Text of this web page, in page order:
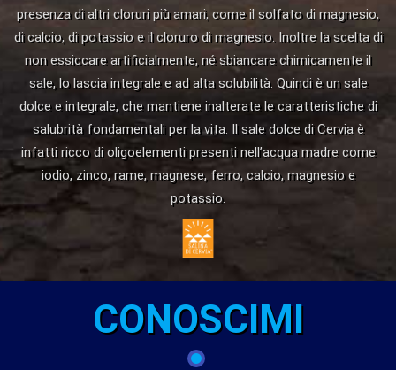
presenza di altri cloruri più amari, come il solfato di magnesio,
di calcio, di potassio e il cloruro di magnesio. Inoltre la scelta di
non essiccare artificialmente, né sbiancare chimicamente il
sale, lo lascia integrale e ad alta solubilità. Quindi è un sale
dolce e integrale, che mantiene inalterate le caratteristiche di
salubrità fondamentali per la vita. Il sale dolce di Cervia è
infatti ricco di oligoelementi presenti nell’acqua madre come
iodio, zinco, rame, magnese, ferro, calcio, magnesio e
potassio.
CONOSCIMI